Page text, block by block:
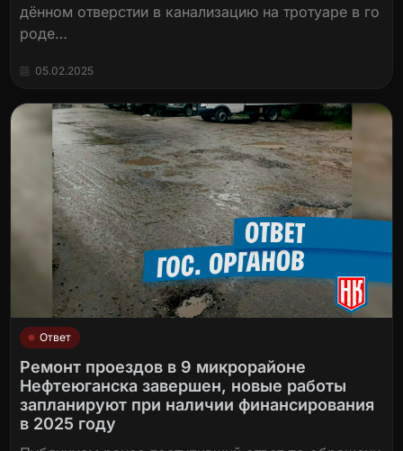
дённом отверстии в канализацию на тротуаре в го
роде…
05.02.2025
Ответ
Ремонт проездов в 9 микрорайоне
Нефтеюганска завершен, новые работы
запланируют при наличии финансирования
в 2025 году